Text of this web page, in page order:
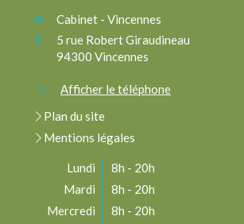
Cabinet - Vincennes
5 rue Robert Giraudineau
94300 Vincennes
Afficher le téléphone
Plan du site
Mentions légales
Lundi
8h - 20h
Mardi
8h - 20h
Mercredi
8h - 20h